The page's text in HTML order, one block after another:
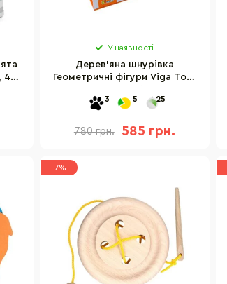
4
У наявності
Дерев'яна шнурівка
Геометричні фігури Viga Toys
3 5 25
780 грн. 585 грн.
-7%